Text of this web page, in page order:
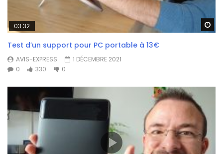
03:32
Test d’un support pour PC portable à 13€
AVIS-EXPRESS
1 DÉCEMBRE 2021
0
330 0